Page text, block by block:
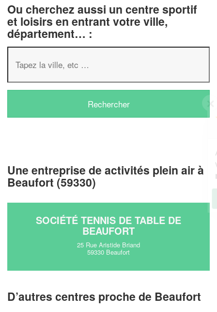
Ou cherchez aussi un centre sportif
et loisirs en entrant votre ville,
département… :
Une entreprise de activités plein air à
Beaufort (59330)
SOCIÉTÉ TENNIS DE TABLE DE
BEAUFORT
25 Rue Aristide Briand
59330 Beaufort
D’autres centres proche de Beaufort
Vous êtes un
vos
marges
tout en gagnant de
nouveaux clients!